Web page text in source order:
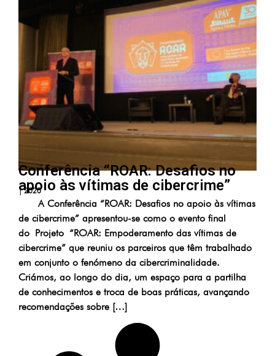
Conferência “ROAR: Desafios no
apoio às vítimas de cibercrime”
| 2020
A Conferência “ROAR: Desafios no apoio às vítimas
de cibercrime” apresentou-se como o evento final
do Projeto “ROAR: Empoderamento das vítimas de
cibercrime” que reuniu os parceiros que têm trabalhado
em conjunto o fenómeno da cibercriminalidade.
Criámos, ao longo do dia, um espaço para a partilha
de conhecimentos e troca de boas práticas, avançando
recomendações sobre […]